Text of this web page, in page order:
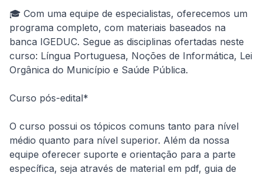
🎓 Com uma equipe de especialistas, oferecemos um
programa completo, com materiais baseados na
banca IGEDUC. Segue as disciplinas ofertadas neste
curso: Língua Portuguesa, Noções de Informática, Lei
Orgânica do Município e Saúde Pública.
Curso pós-edital*
O curso possui os tópicos comuns tanto para nível
médio quanto para nível superior. Além da nossa
equipe oferecer suporte e orientação para a parte
específica, seja através de material em pdf, guia de